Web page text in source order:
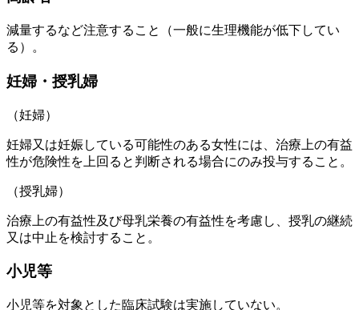
減量するなど注意すること（一般に生理機能が低下してい
る）。
妊婦・授乳婦
（妊婦）
妊婦又は妊娠している可能性のある女性には、治療上の有益
性が危険性を上回ると判断される場合にのみ投与すること。
（授乳婦）
治療上の有益性及び母乳栄養の有益性を考慮し、授乳の継続
又は中止を検討すること。
小児等
小児等を対象とした臨床試験は実施していない。